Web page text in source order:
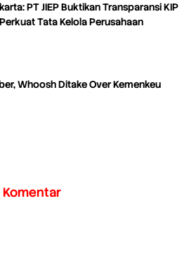
PT JIEP Buktikan Transparansi KIP
Tata Kelola Perusahaan
Whoosh Ditake Over Kemenkeu
Komentar